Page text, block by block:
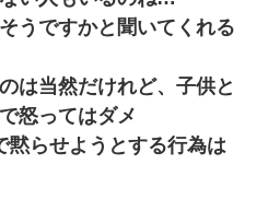
うですかと聞いてくれる
は当然だけれど、子供と
怒ってはダメ
黙らせようとする行為は